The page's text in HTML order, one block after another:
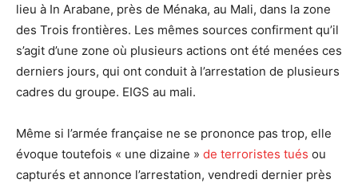
lieu à In Arabane, près de Ménaka, au Mali, dans la zone
des Trois frontières. Les mêmes sources confirment qu’il
s’agit d’une zone où plusieurs actions ont été menées ces
derniers jours, qui ont conduit à l’arrestation de plusieurs
cadres du groupe. EIGS au mali.
Même si l’armée française ne se prononce pas trop, elle
évoque toutefois « une dizaine » de terroristes tués ou
capturés et annonce l’arrestation, vendredi dernier près